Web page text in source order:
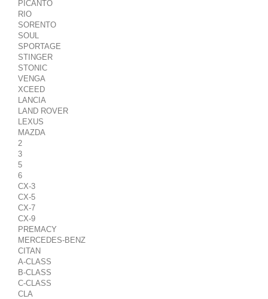
PICANTO
RIO
SORENTO
SOUL
SPORTAGE
STINGER
STONIC
VENGA
XCEED
LANCIA
LAND ROVER
LEXUS
MAZDA
2
3
5
6
CX-3
CX-5
CX-7
CX-9
PREMACY
MERCEDES-BENZ
CITAN
A-CLASS
B-CLASS
C-CLASS
CLA